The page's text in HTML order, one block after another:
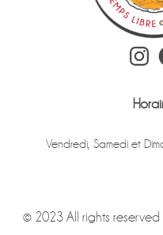
Instagram
Vendredi, Samedi et
© 2023 All rights